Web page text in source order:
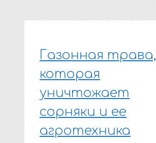
Газонная трава,
которая
уничтожает
сорняки и ее
агротехника